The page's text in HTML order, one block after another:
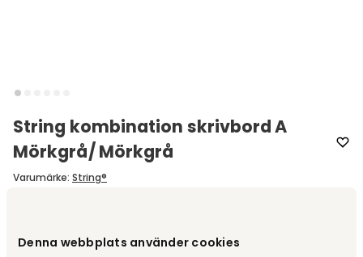
Denna webbplats använder cookies
String kombination skrivbord A
Mörkgrå/ Mörkgrå
Varumärke: String®